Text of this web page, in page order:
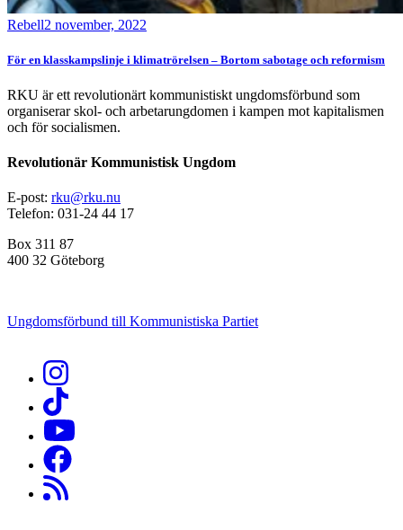
Rebell2 november, 2022
För en klasskampslinje i klimatrörelsen – Bortom sabotage och reformism
RKU är ett revolutionärt kommunistiskt ungdomsförbund som
organiserar skol- och arbetarungdomen i kampen mot kapitalismen
och för socialismen.
Revolutionär Kommunistisk Ungdom
E-post: rku@rku.nu
Telefon: 031-24 44 17
Box 311 87
400 32 Göteborg
Ungdomsförbund till Kommunistiska Partiet